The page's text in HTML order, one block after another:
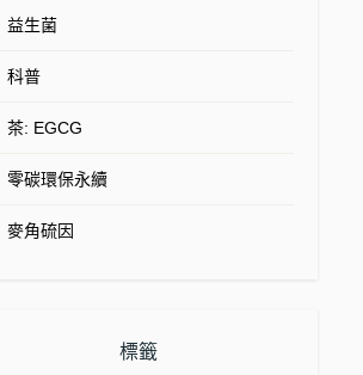
益生菌
科普
茶: EGCG
零碳環保永續
麥角硫因
標籤